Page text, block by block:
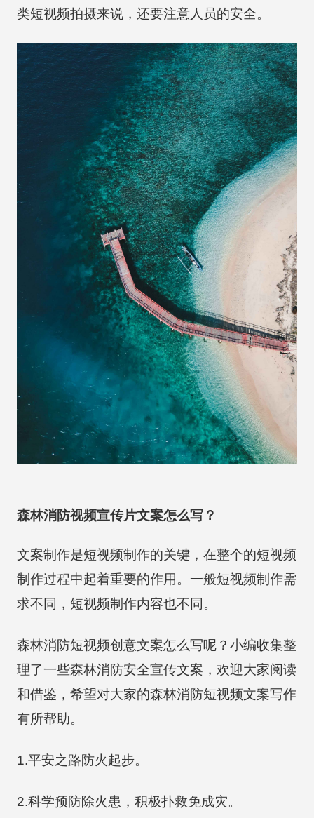
类短视频拍摄来说，还要注意人员的安全。
森林消防视频宣传片文案怎么写？
文案制作是短视频制作的关键，在整个的短视频
制作过程中起着重要的作用。一般短视频制作需
求不同，短视频制作内容也不同。
森林消防短视频创意文案怎么写呢？小编收集整
理了一些森林消防安全宣传文案，欢迎大家阅读
和借鉴，希望对大家的森林消防短视频文案写作
有所帮助。
1.平安之路防火起步。
2.科学预防除火患，积极扑救免成灾。